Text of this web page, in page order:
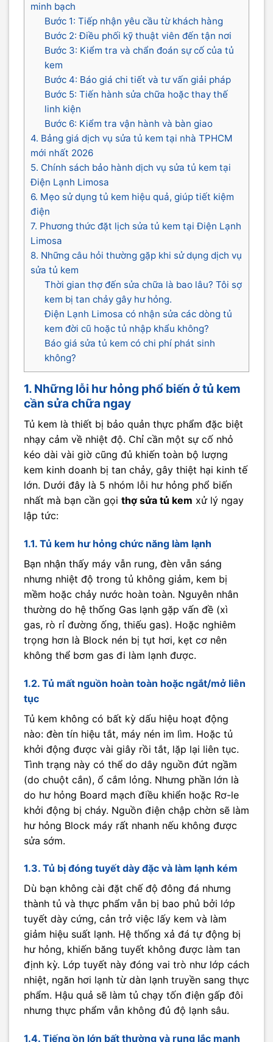
minh bạch
Bước 1: Tiếp nhận yêu cầu từ khách hàng
Bước 2: Điều phối kỹ thuật viên đến tận nơi
Bước 3: Kiểm tra và chẩn đoán sự cố của tủ
kem
Bước 4: Báo giá chi tiết và tư vấn giải pháp
Bước 5: Tiến hành sửa chữa hoặc thay thế
linh kiện
Bước 6: Kiểm tra vận hành và bàn giao
4. Bảng giá dịch vụ sửa tủ kem tại nhà TPHCM
mới nhất 2026
5. Chính sách bảo hành dịch vụ sửa tủ kem tại
Điện Lạnh Limosa
6. Mẹo sử dụng tủ kem hiệu quả, giúp tiết kiệm
điện
7. Phương thức đặt lịch sửa tủ kem tại Điện Lạnh
Limosa
8. Những câu hỏi thường gặp khi sử dụng dịch vụ
sửa tủ kem
Thời gian thợ đến sửa chữa là bao lâu? Tôi sợ
kem bị tan chảy gây hư hỏng.
Điện Lạnh Limosa có nhận sửa các dòng tủ
kem đời cũ hoặc tủ nhập khẩu không?
Báo giá sửa tủ kem có chi phí phát sinh
không?
1. Những lỗi hư hỏng phổ biến ở tủ kem
cần sửa chữa ngay
Tủ kem là thiết bị bảo quản thực phẩm đặc biệt
nhạy cảm về nhiệt độ. Chỉ cần một sự cố nhỏ
kéo dài vài giờ cũng đủ khiến toàn bộ lượng
kem kinh doanh bị tan chảy, gây thiệt hại kinh tế
lớn. Dưới đây là 5 nhóm lỗi hư hỏng phổ biến
nhất mà bạn cần gọi thợ sửa tủ kem xử lý ngay
lập tức:
1.1. Tủ kem hư hỏng chức năng làm lạnh
Bạn nhận thấy máy vẫn rung, đèn vẫn sáng
nhưng nhiệt độ trong tủ không giảm, kem bị
mềm hoặc chảy nước hoàn toàn. Nguyên nhân
thường do hệ thống Gas lạnh gặp vấn đề (xì
gas, rò rỉ đường ống, thiếu gas). Hoặc nghiêm
trọng hơn là Block nén bị tụt hơi, kẹt cơ nên
không thể bơm gas đi làm lạnh được.
1.2. Tủ mất nguồn hoàn toàn hoặc ngắt/mở liên
tục
Tủ kem không có bất kỳ dấu hiệu hoạt động
nào: đèn tín hiệu tắt, máy nén im lìm. Hoặc tủ
khởi động được vài giây rồi tắt, lặp lại liên tục.
Tình trạng này có thể do dây nguồn đứt ngầm
(do chuột cắn), ổ cắm lỏng. Nhưng phần lớn là
do hư hỏng Board mạch điều khiển hoặc Rơ-le
khởi động bị cháy. Nguồn điện chập chờn sẽ làm
hư hỏng Block máy rất nhanh nếu không được
sửa sớm.
1.3. Tủ bị đóng tuyết dày đặc và làm lạnh kém
Dù bạn không cài đặt chế độ đông đá nhưng
thành tủ và thực phẩm vẫn bị bao phủ bởi lớp
tuyết dày cứng, cản trở việc lấy kem và làm
giảm hiệu suất lạnh. Hệ thống xả đá tự động bị
hư hỏng, khiến băng tuyết không được làm tan
định kỳ. Lớp tuyết này đóng vai trò như lớp cách
nhiệt, ngăn hơi lạnh từ dàn lạnh truyền sang thực
phẩm. Hậu quả sẽ làm tủ chạy tốn điện gấp đôi
nhưng thực phẩm vẫn không đủ độ lạnh sâu.
1.4. Tiếng ồn lớn bất thường và rung lắc mạnh